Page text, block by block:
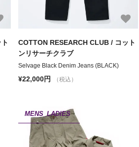
COTTON RESEARCH CLUB / コット
ンリサーチクラブ
Selvage Black Denim Jeans (BLACK)
¥22,000円 （税込）
MENS_LADIES